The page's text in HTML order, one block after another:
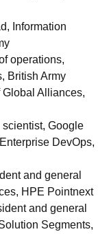
Information
operations,
British Army
Global Alliances,
Google
DevOps,
and general
HPE Pointnext
and general
Segments,